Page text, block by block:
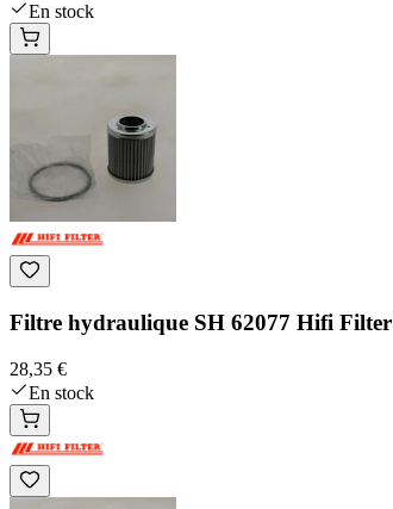
En stock
Filtre hydraulique SH 62077 Hifi Filter
28,35 €
En stock